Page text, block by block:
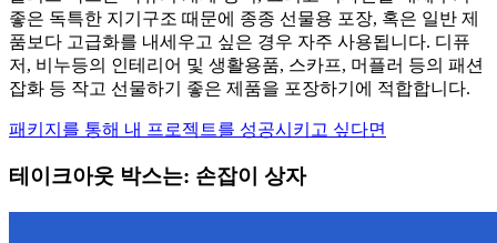
좋은 독특한 지기구조 때문에 종종 선물용 포장, 혹은 일반 제
품보다 고급화를 내세우고 싶은 경우 자주 사용됩니다. 디퓨
저, 비누등의 인테리어 및 생활용품, 스카프, 머플러 등의 패션
잡화 등 작고 선물하기 좋은 제품을 포장하기에 적합합니다.
패키지를 통해 내 프로젝트를 성공시키고 싶다면
테이크아웃 박스는: 손잡이 상자